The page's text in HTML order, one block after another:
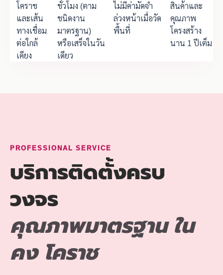
โคราช
และเส้น
ทางเชื่อม
ต่อใกล้
เคียง
ชั่วโมง (ตาม
ชนิดงาน
มาตรฐาน)
หรือเสร็จในวัน
เดียว
ไม่มีค่ามัดจำ
ล่วงหน้าเมื่อวัด
พื้นที่
สินค้าและ
คุณภาพ
โครงสร้าง
นาน 1 ปีเต็ม
PROFESSIONAL SERVICE
บริการติดตั้งครบ
วงจร
คุณภาพมาตรฐาน ใน
คง โคราช